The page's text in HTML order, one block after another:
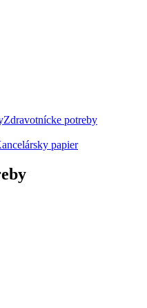
Zdravotnícke potreby
papier